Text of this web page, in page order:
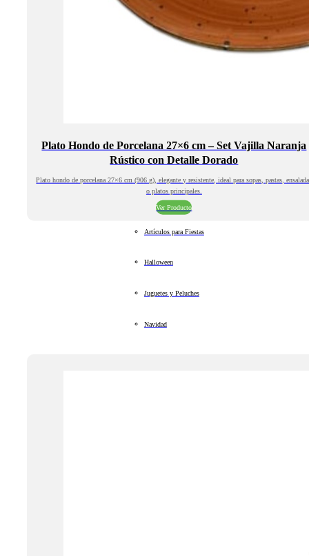
Plato Hondo de Porcelana 27×6 cm – Set Vajilla Naranja
Rústico con Detalle Dorado
Plato hondo de porcelana 27×6 cm (906 g), elegante y resistente, ideal para sopas, pastas,
o platos principales.
Ver Producto
Artículos para Fiestas
Halloween
Juguetes y Peluches
Navidad